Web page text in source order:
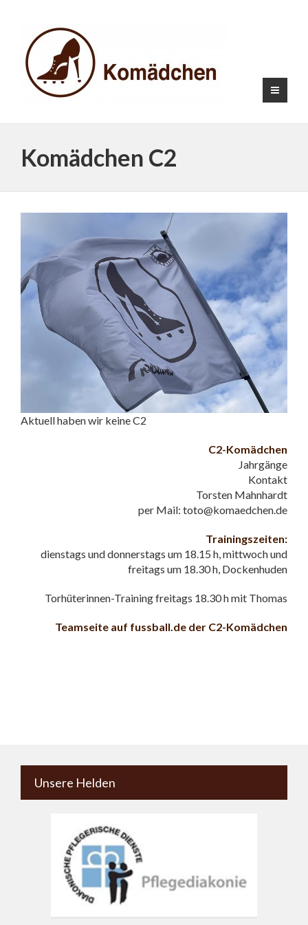
Komädchen C2
Aktuell haben wir keine C2
C2-Komädchen
Jahrgänge
Kontakt
Torsten Mahnhardt
per Mail: toto@komaedchen.de
Trainingszeiten:
dienstags und donnerstags um 18.15 h, mittwoch und
freitags um 18.30 h, Dockenhuden
Torhüterinnen-Training freitags 18.30 h mit Thomas
Teamseite auf fussball.de der C2-Komädchen
Unsere Helden